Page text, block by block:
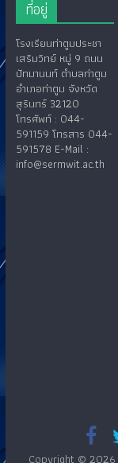
ที่อยู่
โรงเรียนท่าตูมประชา
เสริมวิทย์ หมู่ 9 ถนน
ปัทมานนท์ ตำบลท่าตูม
อำเภอท่าตูม จังหวัด
สุรินทร์ 32120
โทรศัพท์ : 044-
591159 โทรสาร 044-
591578 E-Mail :
info@sermwit.ac.th
Copyright © 2026